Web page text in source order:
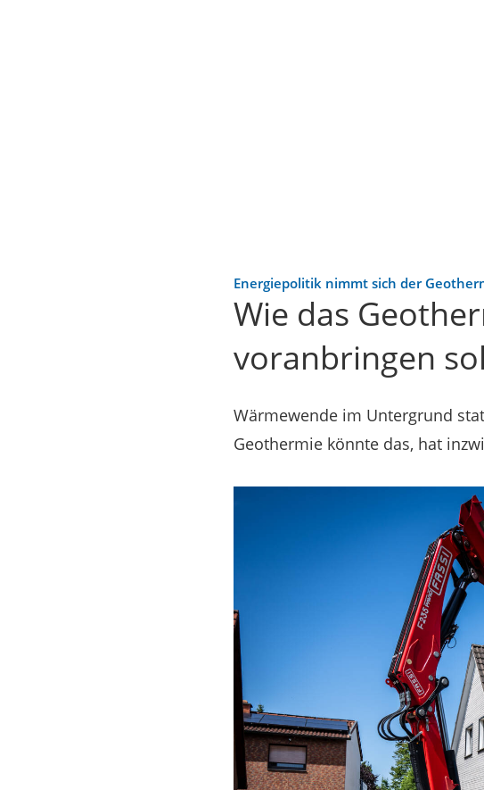
Energiepolitik nimmt sich der
Wie das
voranbringen
Wärmewende im Untergrund
Geothermie könnte das, hat